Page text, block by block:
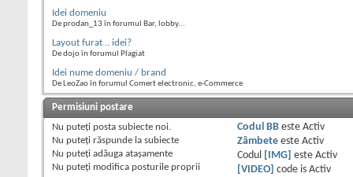
Idei domeniu
De prodan_13 în forumul Bar, lobby...
Layout furat .. idei?
De dojo în forumul Plagiat
Idei nume domeniu / brand
De LeoZao în forumul Comert electronic, e-Commerce
Permisiuni postare
Nu puteţi posta subiecte noi.
Nu puteţi răspunde la subiecte
Nu puteţi adăuga ataşamente
Nu puteţi modifica posturile proprii
Codul BBeste Activ
Zâmbeteeste Activ
Codul
[IMG] este Activ
[VIDEO]
code is Activ